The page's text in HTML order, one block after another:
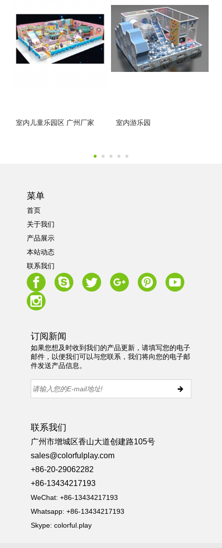
室内儿童乐园区 广州厂家 室内游乐园
菜单
首页
关于我们
产品展示
本站动态
联系我们
订阅新闻
如果您想及时收到我们的产品更新，请填写您的电子
邮件，以便我们可以与您联系，我们将向您的电子邮
件发送产品信息。
联系我们
广州市增城区香山大道创建路105号
sales@colorfulplay.com
+86-20-29062282
+86-13434217193
WeChat: +86-13434217193
Whatsapp: +86-13434217193
Skype:colorful.play